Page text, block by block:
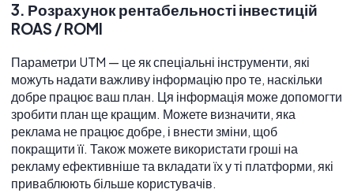
3. Розрахунок рентабельності інвестицій
ROAS / ROMI
Параметри UTM — це як спеціальні інструменти, які
можуть надати важливу інформацію про те, наскільки
добре працює ваш план. Ця інформація може допомогти
зробити план ще кращим. Можете визначити, яка
реклама не працює добре, і внести зміни, щоб
покращити її. Також можете використати гроші на
рекламу ефективніше та вкладати їх у ті платформи, які
приваблюють більше користувачів.